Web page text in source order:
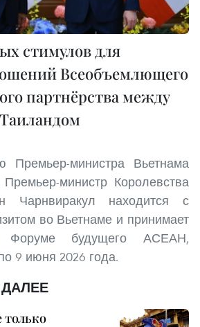
стимулов для
Всеобъемлющего
партнёрства между
Премьер-министра Вьетнама
министр Королевства
Чарнвиракул находится с
во Вьетнаме и принимает
будущего АСЕАН,
9 июня 2026 года.